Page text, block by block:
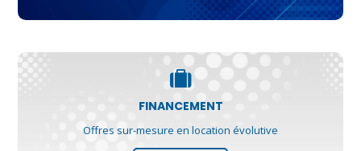
FINANCEMENT
Offres sur-mesure en location évolutive